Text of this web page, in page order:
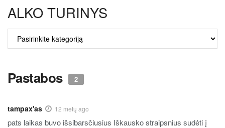
ALKO TURINYS
TURINYS
Pastabos 2
tampax'as 12 metų ago
pats laikas buvo išsibarsčiusius Iškausko straipsnius sudėti į